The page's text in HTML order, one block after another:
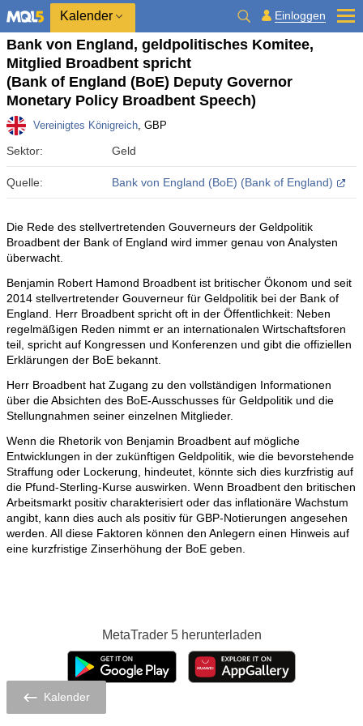
Kalender Einloggen
Bank von England, geldpolitisches Komitee,
Mitglied Broadbent spricht
(Bank of England (BoE) Deputy Governor
Monetary Policy Broadbent Speech)
Vereinigtes Königreich, GBP
Sektor: Geld
Quelle: Bank von England (BoE) (Bank of England)
Die Rede des stellvertretenden Gouverneurs der Geldpolitik
Broadbent der Bank of England wird immer genau von Analysten
überwacht.
Benjamin Robert Hamond Broadbent ist britischer Ökonom und seit
2014 stellvertretender Gouverneur für Geldpolitik bei der Bank of
England. Herr Broadbent spricht oft in der Öffentlichkeit: Neben
regelmäßigen Reden nimmt er an internationalen Wirtschaftsforen
teil, spricht auf Kongressen und Konferenzen und gibt die offiziellen
Erklärungen der BoE bekannt.
Herr Broadbent hat Zugang zu den vollständigen Informationen
über die Absichten des BoE-Ausschusses für Geldpolitik und die
Stellungnahmen seiner einzelnen Mitglieder.
Wenn die Rhetorik von Benjamin Broadbent auf mögliche
Entwicklungen in der zukünftigen Geldpolitik, wie die bevorstehende
Straffung oder Lockerung, hindeutet, könnte sich dies kurzfristig auf
die Pfund-Sterling-Kurse auswirken. Wenn Broadbent den britischen
Arbeitsmarkt positiv charakterisiert oder das inflationäre Wachstum
angibt, kann dies auch als positiv für GBP-Notierungen angesehen
werden. All diese Faktoren können den Anlegern einen Hinweis auf
eine kurzfristige Zinserhöhung der BoE geben.
Kalender
MetaTrader 5herunterladen